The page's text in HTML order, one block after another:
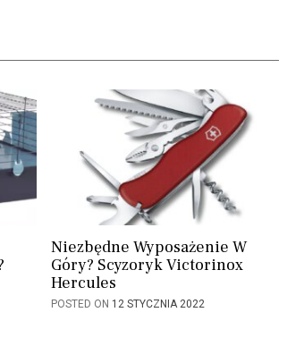
Niezbędne Wyposażenie W
Góry? Scyzoryk Victorinox
Hercules
POSTED ON 12 STYCZNIA 2022